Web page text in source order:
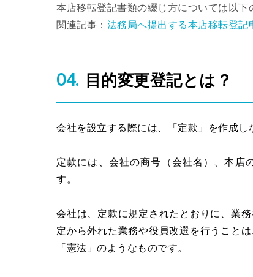
本店移転登記書類の綴じ方については以下
関連記事： 法務局へ提出する本店移転登
目的変更登記とは？
会社を設立する際には、「定款」を作成し
定款には、会社の商号（会社名）、本店
す。
会社は、定款に規定されたとおりに、業
定から外れた業務や役員改選を行うこと
「憲法」のようなものです。